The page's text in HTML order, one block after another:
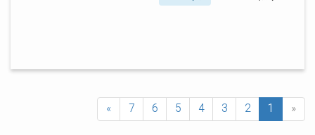
«
1
2
3
4
5
6
7
»